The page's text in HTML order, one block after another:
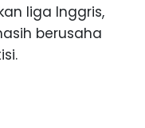
liga Inggris,
berusaha